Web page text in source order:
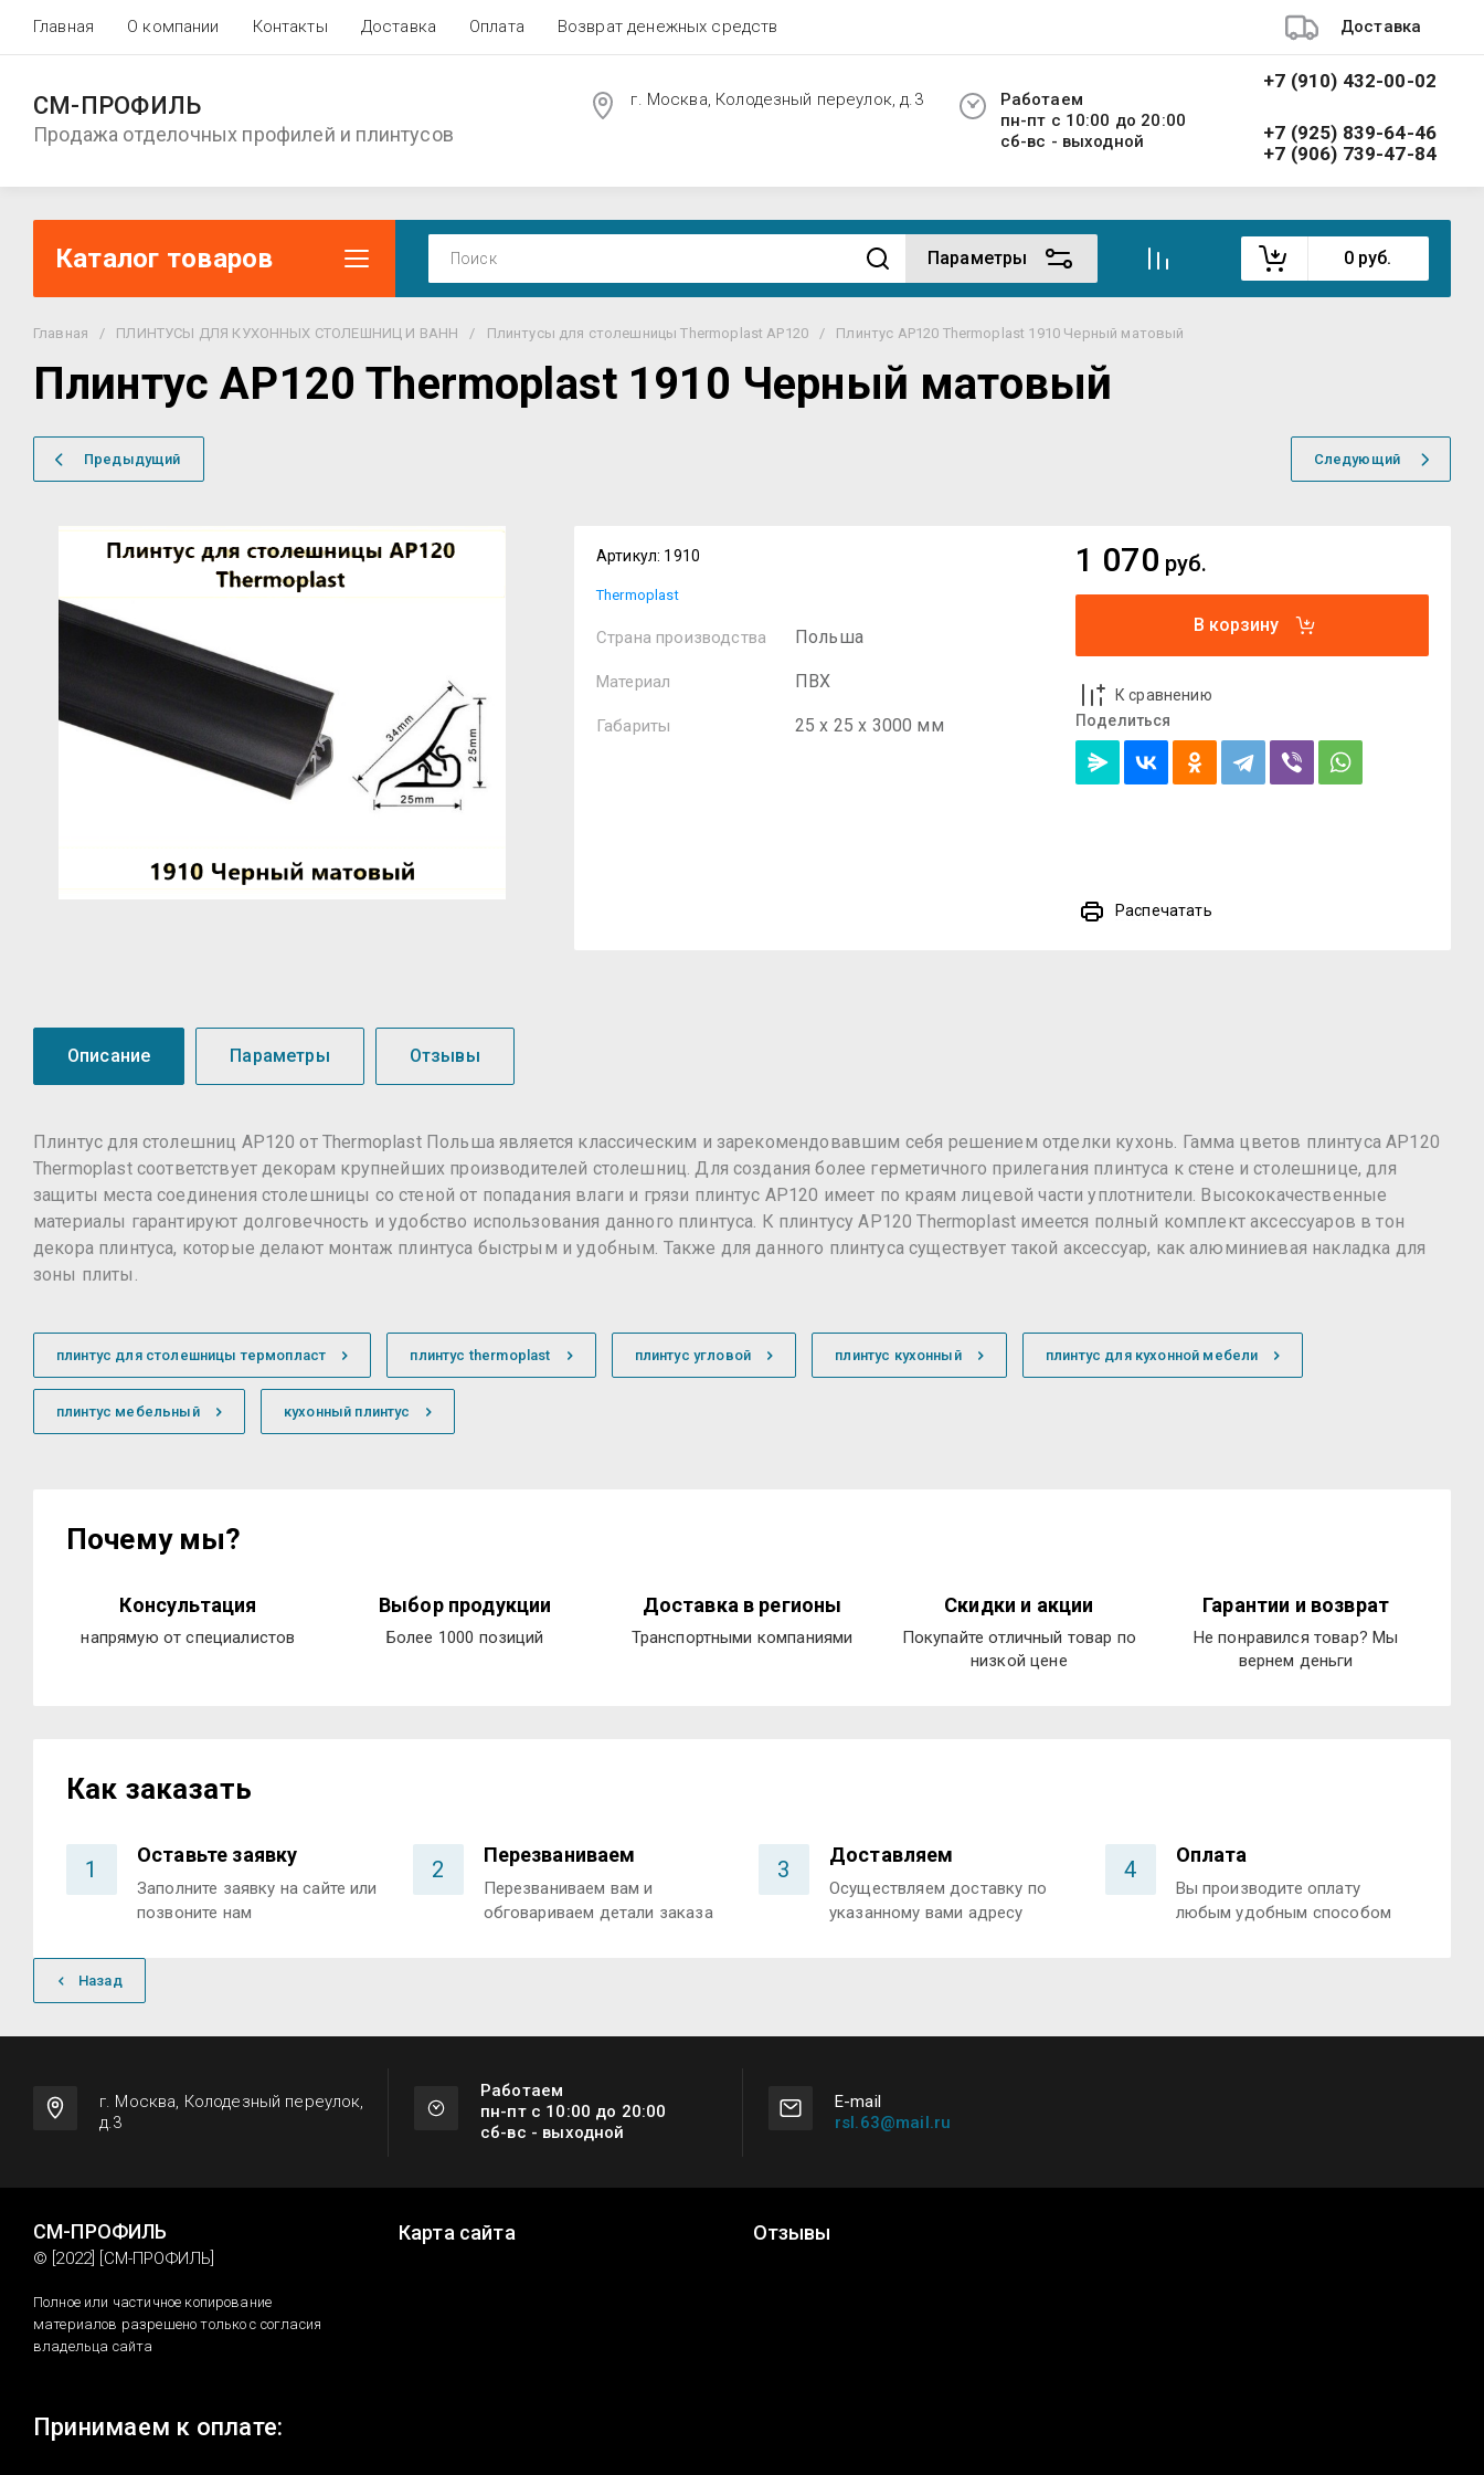
Главная О компании Контакты Доставка Оплата Возврат денежных средств Доставка
СМ-ПРОФИЛЬ
Продажа отделочных профилей и плинтусов
г. Москва, Колодезный переулок, д.3
Работаем
пн-пт с 10:00 до 20:00
сб-вс - выходной
+7 (910) 432-00-02
+7 (925) 839-64-46
+7 (906) 739-47-84
Каталог товаров Параметры 0 руб.
Главная / ПЛИНТУСЫ ДЛЯ КУХОННЫХ СТОЛЕШНИЦ И ВАНН / Плинтусы для столешницы Thermoplast AP120 / Плинтус AP120 Thermoplast 1910 Черный матовый
Плинтус AP120 Thermoplast 1910 Черный матовый
Предыдущий Следующий
Артикул: 1910
Thermoplast
Страна производства Польша
Материал ПВХ
Габариты 25 х 25 х 3000 мм
1 070 руб.
В корзину
К сравнению
Поделиться
Распечатать
Описание Параметры Отзывы
Плинтус для столешниц AP120 от Thermoplast Польша является классическим и зарекомендовавшим себя решением отделки кухонь. Гамма цветов плинтуса AP120
Thermoplast соответствует декорам крупнейших производителей столешниц. Для создания более герметичного прилегания плинтуса к стене и столешнице, для
защиты места соединения столешницы со стеной от попадания влаги и грязи плинтус AP120 имеет по краям лицевой части уплотнители. Высококачественные
материалы гарантируют долговечность и удобство использования данного плинтуса. К плинтусу AP120 Thermoplast имеется полный комплект аксессуаров в тон
декора плинтуса, которые делают монтаж плинтуса быстрым и удобным. Также для данного плинтуса существует такой аксессуар, как алюминиевая накладка для
зоны плиты.
плинтус для столешницы термопласт плинтус thermoplast плинтус угловой плинтус кухонный плинтус для кухонной мебели
плинтус мебельный кухонный плинтус
Почему мы?
Консультация
напрямую от специалистов
Выбор продукции
Более 1000 позиций
Доставка в регионы
Транспортными компаниями
Скидки и акции
Покупайте отличный товар по
низкой цене
Гарантии и возврат
Не понравился товар? Мы
вернем деньги
Как заказать
1
Оставьте заявку
Заполните заявку на сайте или
позвоните нам
2
Перезваниваем
Перезваниваем вам и
обговариваем детали заказа
3
Доставляем
Осуществляем доставку по
указанному вами адресу
4
Оплата
Вы производите оплату
любым удобным способом
Назад
г. Москва, Колодезный переулок,
д.3
Работаем
пн-пт с 10:00 до 20:00
сб-вс - выходной
Е-mail
rsl.63@mail.ru
СМ-ПРОФИЛЬ
© [2022] [СМ-ПРОФИЛЬ]
Полное или частичное копирование
материалов разрешено только с согласия
владельца сайта
Карта сайта Отзывы
Принимаем к оплате: